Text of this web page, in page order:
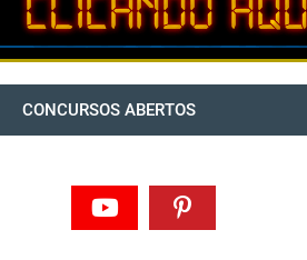
CONCURSOS ABERTOS